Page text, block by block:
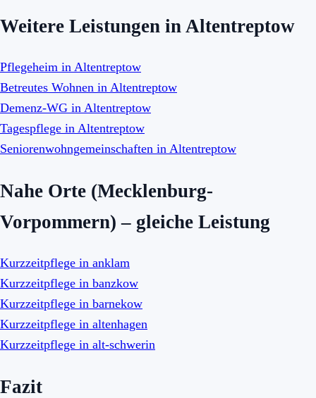
Weitere Leistungen in Altentreptow
Pflegeheim in Altentreptow
Betreutes Wohnen in Altentreptow
Demenz-WG in Altentreptow
Tagespflege in Altentreptow
Seniorenwohngemeinschaften in Altentreptow
Nahe Orte (Mecklenburg-
Vorpommern) – gleiche Leistung
Kurzzeitpflege in anklam
Kurzzeitpflege in banzkow
Kurzzeitpflege in barnekow
Kurzzeitpflege in altenhagen
Kurzzeitpflege in alt-schwerin
Fazit